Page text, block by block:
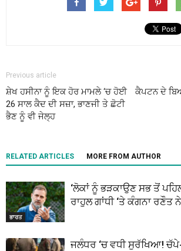
Previous article
ਸ਼ੇਖ ਹਸੀਨਾ ਨੂੰ ਇਕ ਹੋਰ ਮਾਮਲੇ ‘ਚ ਹੋਈ
26 ਸਾਲ ਕੈਦ ਦੀ ਸਜ਼ਾ, ਭਾਣਜੀ ਤੇ ਛੋਟੀ
ਭੈਣ ਨੂੰ ਵੀ ਜੇਲ੍ਹ
ਕੈਪਟਨ ਦੇ
RELATED ARTICLES MORE FROM AUTHOR
ਭਾਰਤ
‘ਲੋਕਾਂ ਨੂੰ ਭੜਕਾਉਣ ਸਭ ਤੋਂ
ਰਾਹੁਲ ਗਾਂਧੀ ‘ਤੇ ਕੰਗਨਾ ਰਣੌਤ
ਜਲੰਧਰ ‘ਚ ਵਧੀ ਸੁਰੱਖਿਆ!